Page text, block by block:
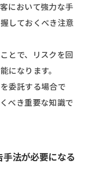
において強力な手
しておくべき注意
とで、リスクを回
になります。
委託する場合で
べき重要な知識で
法が必要になる